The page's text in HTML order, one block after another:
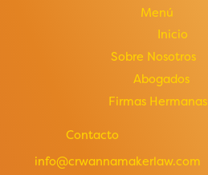
Menú
Inicio
Sobre Nosotros
Abogados
Firmas Hermanas
Contacto
info@crwannamakerlaw.com